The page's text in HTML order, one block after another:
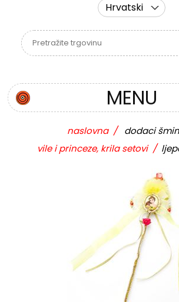
Hrvatski
MENU
naslovna / dodaci
vile i princeze, krila setovi /